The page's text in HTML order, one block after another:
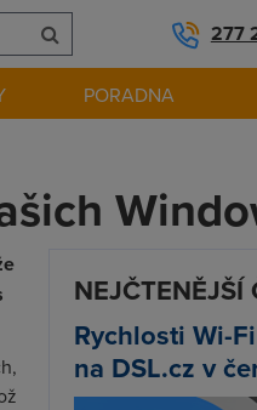
277
PORADNA
NEJČTENĚJŠÍ
Rychlosti Wi-
na DSL.cz v